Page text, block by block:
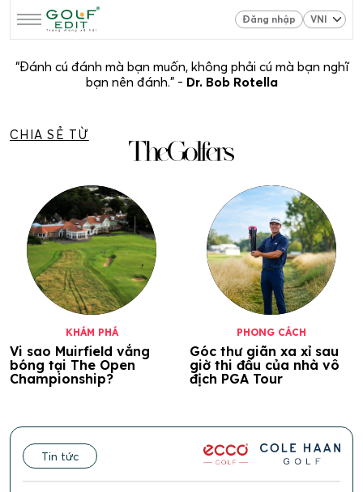
Đăng nhập
“Đánh cú đánh mà bạn muốn, không phải cú mà bạn nghĩ
bạn nên đánh.” - Dr. Bob Rotella
CHIA SẺ TỪ
KHÁM PHÁ
Vi sao Muirfield vắng
bóng tại The Open
Championship?
PHONG CÁCH
Góc thư giãn xa xỉ sau
giờ thi đấu của nhà vô
địch PGA Tour
Tin tức